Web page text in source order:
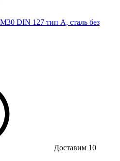
DIN 127 тип A, сталь без
Доставим 10